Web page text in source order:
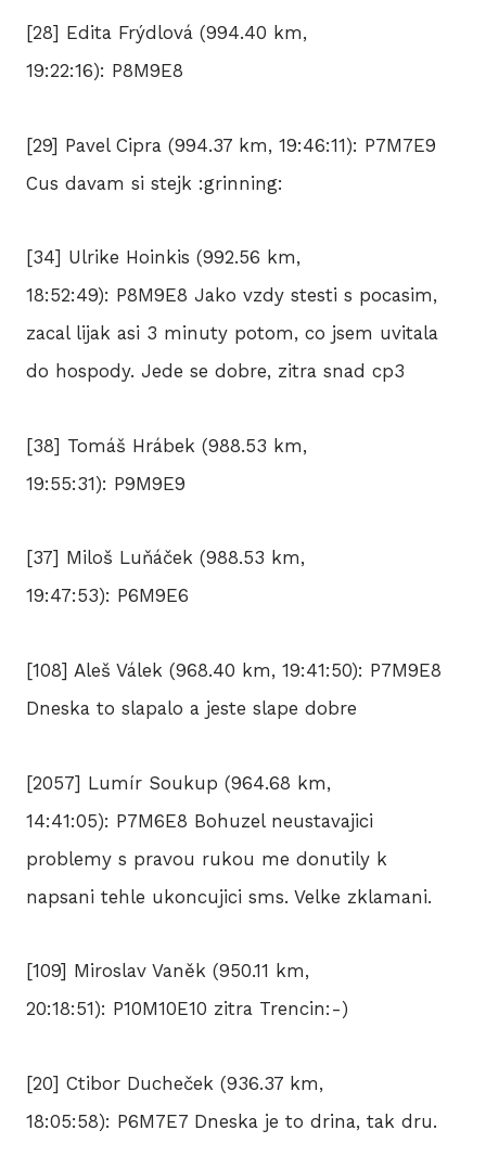
[28] Edita Frýdlová (994.40 km,
19:22:16): P8M9E8
[29] Pavel Cipra (994.37 km, 19:46:11): P7M7E9
Cus davam si stejk :grinning:
[34] Ulrike Hoinkis (992.56 km,
18:52:49): P8M9E8 Jako vzdy stesti s pocasim,
zacal lijak asi 3 minuty potom, co jsem uvitala
do hospody. Jede se dobre, zitra snad cp3
[38] Tomáš Hrábek (988.53 km,
19:55:31): P9M9E9
[37] Miloš Luňáček (988.53 km,
19:47:53): P6M9E6
[108] Aleš Válek (968.40 km, 19:41:50): P7M9E8
Dneska to slapalo a jeste slape dobre
[2057] Lumír Soukup (964.68 km,
14:41:05): P7M6E8 Bohuzel neustavajici
problemy s pravou rukou me donutily k
napsani tehle ukoncujici sms. Velke zklamani.
[109] Miroslav Vaněk (950.11 km,
20:18:51): P10M10E10 zitra Trencin:-)
[20] Ctibor Ducheček (936.37 km,
18:05:58): P6M7E7 Dneska je to drina, tak dru.